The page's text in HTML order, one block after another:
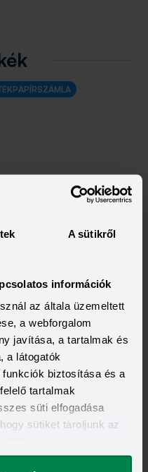
A sütikről
információk
az általa üzemeltett
a webforgalom
javítása, a tartalmak és
a látogatók
biztosítása és a
tartalmak
süti elfogadása
sütiket tároljunk az